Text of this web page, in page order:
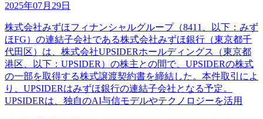
2025年07月29日
株式会社みずほフィナンシャルグループ（8411、以下：みず
ほFG）の連結子会社である株式会社みずほ銀行（東京都千
代田区）は、株式会社UPSIDERホールディングス（東京都
港区、以下：UPSIDER）の株主との間で、UPSIDERの株式
の一部を取得する株式譲渡契約書を締結した。本件取引によ
り、UPSIDERはみずほ銀行の連結子会社となる予定。
UPSIDERは、独自のAI与信モデルやテクノロジーを活用